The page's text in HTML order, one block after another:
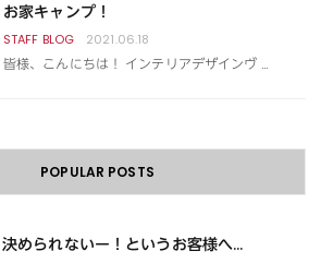
お家キャンプ！
2021.06.18
皆様、こんにちは！ インテリアデザインヴ …
POPULAR POSTS
決められないー！というお客様へ...